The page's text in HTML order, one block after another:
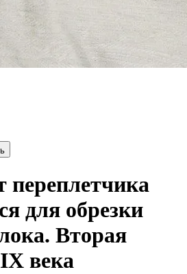
переплетчика
для обрезки
Вторая
века